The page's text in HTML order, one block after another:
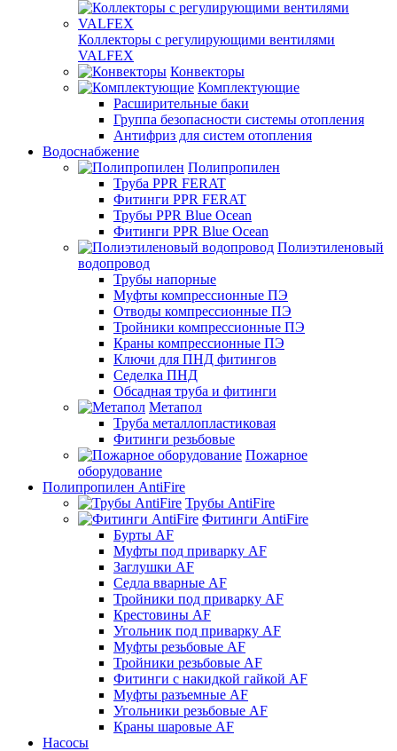
Коллекторы с регулирующими вентилями
VALFEX
Конвекторы
Комплектующие
Расширительные баки
Группа безопасности системы отопления
Антифриз для систем отопления
Водоснабжение
Полипропилен
Труба PPR FERAT
Фитинги PPR FERAT
Трубы PPR Blue Ocean
Фитинги PPR Blue Ocean
Полиэтиленовый
водопровод
Трубы напорные
Муфты компрессионные ПЭ
Отводы компрессионные ПЭ
Тройники компрессионные ПЭ
Краны компрессионные ПЭ
Ключи для ПНД фитингов
Седелка ПНД
Обсадная труба и фитинги
Метапол
Труба металлопластиковая
Фитинги резьбовые
Пожарное
оборудование
Полипропилен AntiFire
Трубы AntiFire
Фитинги AntiFire
Бурты AF
Муфты под приварку AF
Заглушки AF
Седла вварные AF
Тройники под приварку AF
Крестовины AF
Угольник под приварку AF
Муфты резьбовые AF
Тройники резьбовые AF
Фитинги с накидкой гайкой AF
Муфты разъемные AF
Угольники резьбовые AF
Краны шаровые AF
Насосы